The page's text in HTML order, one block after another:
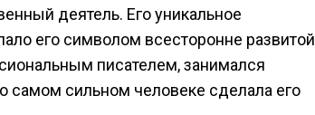
деятель. Его уникальное
его символом всесторонне развитой
писателем, занимался
самом сильном человеке сделала его